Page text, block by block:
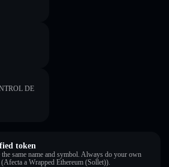
DE
token
same name and symbol. Always do your own
a Wrapped Ethereum (Sollet)).